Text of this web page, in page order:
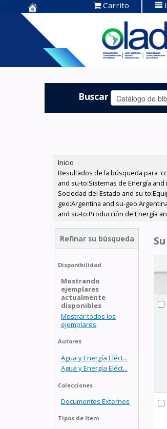
Centro de
Documentación
OLADE -
Carrito
Buscar
Inicio ›
Resultados de la búsqueda para
and su-to:Sistemas de Energía and
Sociedad del Estado and su-
geo:Argentina and su-
and su-to:Producción de Energía
Refinar su búsqueda
Disponibilidad
Mostrando
ejemplares
actualmente
disponibles
Mostrar todos los
ejemplares
Autores
Agua y Energía Eléct...
Agua y Energía Eléct...
Colecciones
Documentos Externos
Tipos de ítem